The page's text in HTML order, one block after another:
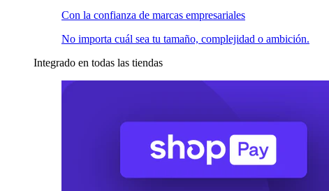
Con la confianza de marcas empresariales
No importa cuál sea tu tamaño, complejidad o ambición.
Integrado en todas las tiendas